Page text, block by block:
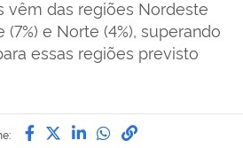
vêm das regiões Nordeste
(7%) e Norte (4%), superando
essas regiões previsto
Compartilhe por Facebook
Compartilhe por Twitter
Compartilhe por
Compartilhe
link para